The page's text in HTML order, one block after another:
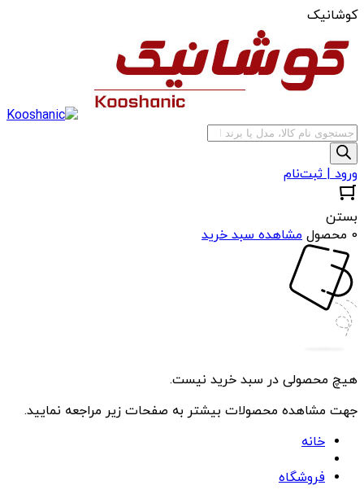
کوشانیک
جستجوی
محصولات
ورود | ثبت‌نام
بستن
0 محصول
مشاهده سبد خرید
هیچ محصولی در سبد خرید نیست.
جهت مشاهده محصولات بیشتر به صفحات زیر مراجعه نمایید.
خانه
فروشگاه